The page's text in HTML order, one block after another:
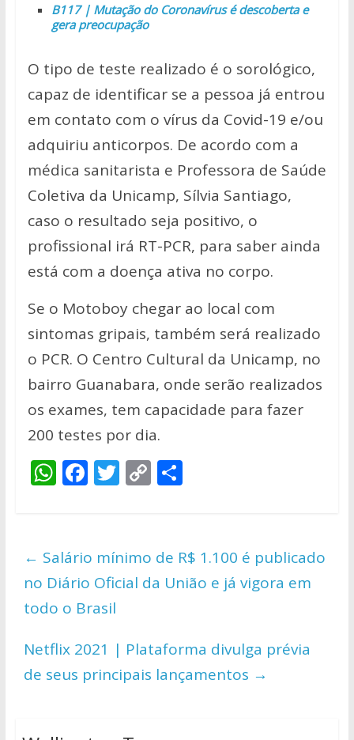
B117 | Mutação do Coronavírus é descoberta e
gera preocupação
O tipo de teste realizado é o sorológico,
capaz de identificar se a pessoa já entrou
em contato com o vírus da Covid-19 e/ou
adquiriu anticorpos. De acordo com a
médica sanitarista e Professora de Saúde
Coletiva da Unicamp, Sílvia Santiago,
caso o resultado seja positivo, o
profissional irá RT-PCR, para saber ainda
está com a doença ativa no corpo.
Se o Motoboy chegar ao local com
sintomas gripais, também será realizado
o PCR. O Centro Cultural da Unicamp, no
bairro Guanabara, onde serão realizados
os exames, tem capacidade para fazer
200 testes por dia.
W
s
A
p
p
F
b
o
o
k
T
er
C
y
Li
n
S
e
← Salário mínimo de R$ 1.100 é publicado
no Diário Oficial da União e já vigora em
todo o Brasil
Netflix 2021 | Plataforma divulga prévia
de seus principais lançamentos →